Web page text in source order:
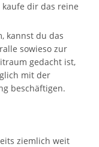
dir das reine
kannst du das
sowieso zur
gedacht ist,
mit der
beschäftigen.
ziemlich weit